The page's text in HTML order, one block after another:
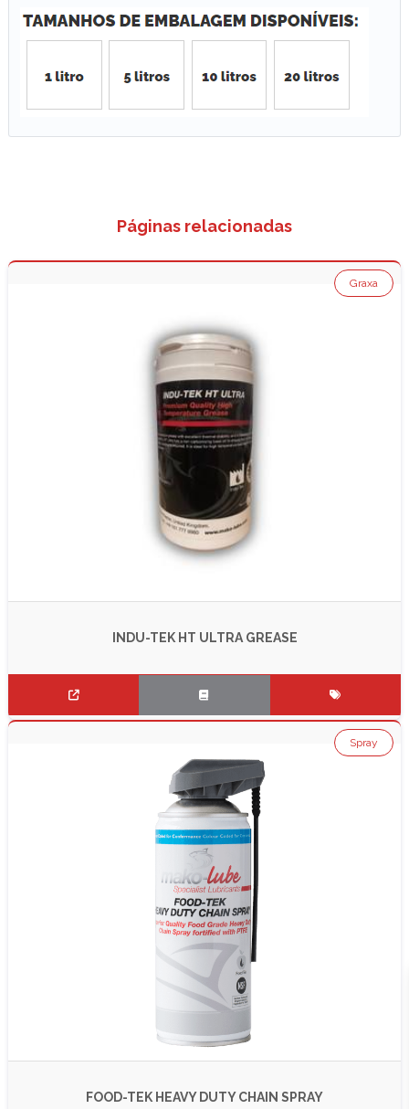
Páginas relacionadas
INDU-TEK HT ULTRA GREASE
Graxa
FOOD-TEK HEAVY DUTY CHAIN SPRAY
Spray